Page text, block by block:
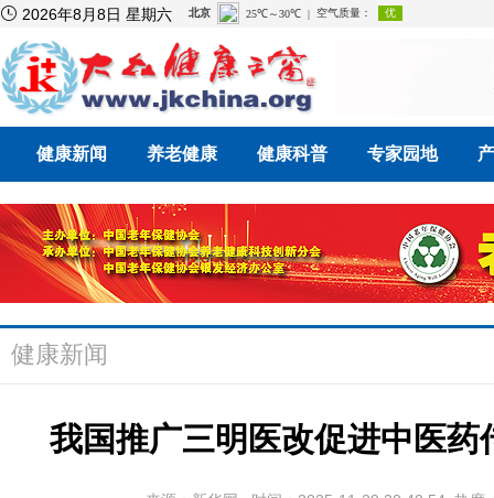
 2026年8月8日 星期六
健康新闻 养老健康 健康科普 专家园地
健康新闻
我国推广三明医改促进中医